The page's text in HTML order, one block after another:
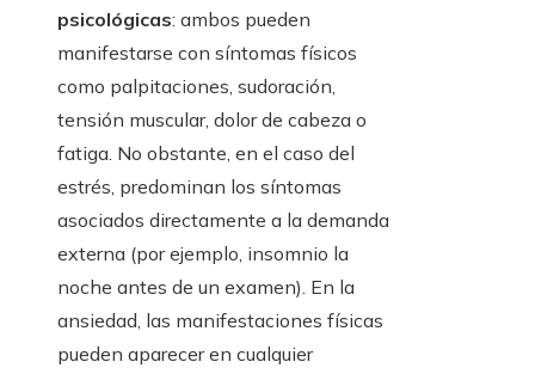
psicológicas: ambos pueden
manifestarse con síntomas físicos
como palpitaciones, sudoración,
tensión muscular, dolor de cabeza o
fatiga. No obstante, en el caso del
estrés, predominan los síntomas
asociados directamente a la demanda
externa (por ejemplo, insomnio la
noche antes de un examen). En la
ansiedad, las manifestaciones físicas
pueden aparecer en cualquier